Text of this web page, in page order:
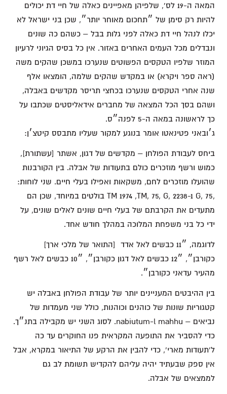
המאה ה-19 לס', שלפיהן מאפיינים כאלה של חיי דת יכולים
להיות רק סימן של ״תחכום מאוחר יותר״, שכן בני ישראל לא
יכלו לנהל חיי דת כאלה לפני גלות בבל – כשהם כה שונים
ונבדלים מכל העמים האחרים באזור. אין כל בסיס הגיוני לרעיון
המוזר שלפיו הטקסים הפשוטים שנערכו במשכן שהקים משה
(ראה ספר ויקרא) או במקדש שהקים שלמה, הומצאו אלף
שנה אחרי הטקסים שנערכו בכחצי תריסר מקדשים באבלה,
ושהם בסך הכל המצאה של מחברים אידאליסטים שכתבו על
כך לראשונה במאה ה-5 לפנה״ס.
ג׳ובאני פטינאטו אומר בנוגע למקור שעליו מתבסס קיטצ׳ן:
ביחס לעבודת הפולחן – מקדשים של דגון, אשתר [עשתורת],
כמוש ורשף מוזכרים כולם בתעודות של אבלה. בין הקורבנות
שהועלו מוזכרים לחם, משקאות ואפילו בעלי חיים. שני לוחות:
,75 ,TM 1974 ,TM, 75, G, 2238-1 G בולטים במיוחד, שכן הם
מתעדים את הקרבתם של בעלי חיים שונים לאלים שונים, על
ידי כל בני משפחת המלוכה במהלך חודש אחד.
לדוגמה, ״11 כבשים לאל אדד [התואר של מלכי ארך]
כקורבן״, ״12 כבשים לאל דגון כקורבן״, ״10 כבשים לאל רשף
מהעיר עדאני כקורבן״.
בין ההיבטים המעניינים יותר של עבודת הפולחן באבלה יש
קטגוריות שונות של כוהנים וכוהנות, כולל שני מעמדות של
נביאים – nabiutum-l mahhu. לסוג השני יש מקבילה בתנ״ך.
כדי להסביר את התופעה המקראית פנו החוקרים עד כה
ל'תעודות מארי', כדי להבין את הרקע של התיאור במקרא, אבל
אין ספק שבעתיד יהיה עליהם להקדיש תשומת לב גם
לממצאים של אבלה.